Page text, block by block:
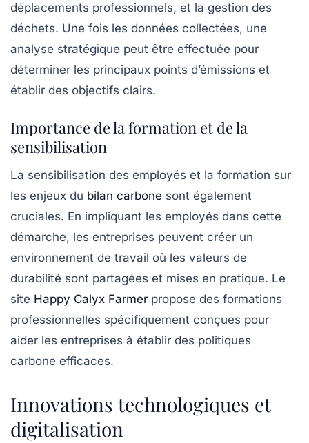
déplacements professionnels, et la gestion des
déchets. Une fois les données collectées, une
analyse stratégique peut être effectuée pour
déterminer les principaux points d’émissions et
établir des objectifs clairs.
Importance de la formation et de la
sensibilisation
La sensibilisation des employés et la formation sur
les enjeux du bilan carbone sont également
cruciales. En impliquant les employés dans cette
démarche, les entreprises peuvent créer un
environnement de travail où les valeurs de
durabilité sont partagées et mises en pratique. Le
site Happy Calyx Farmer propose des formations
professionnelles spécifiquement conçues pour
aider les entreprises à établir des politiques
carbone efficaces.
Innovations technologiques et
digitalisation